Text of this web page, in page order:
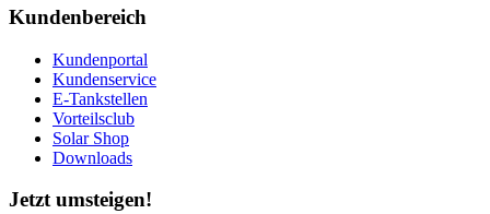
Kundenbereich
Kundenportal
Kundenservice
E-Tankstellen
Vorteilsclub
Solar Shop
Downloads
Jetzt umsteigen!